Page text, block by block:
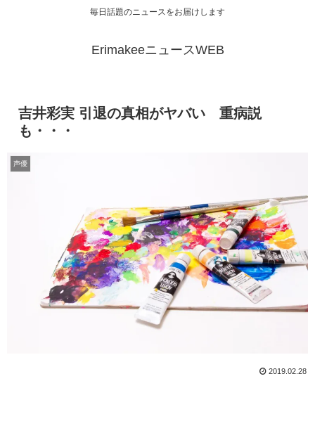
毎日話題のニュースをお届けします
ErimakeeニュースWEB
吉井彩実 引退の真相がヤバい 重病説
も・・・
声優
2019.02.28